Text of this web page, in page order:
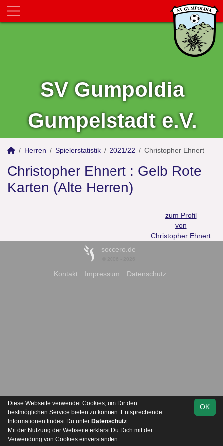
SV Gumpoldia
Gumpelstadt e.V.
Herren Spielerstatistik 2021/22 Christopher Ehnert
Christopher Ehnert : Gelb Rote
Karten (Alte Herren)
zum Profil
von
Christopher Ehnert
soccero.de
Kontakt Impressum Datenschutz
OK
Diese Webseite verwendet Cookies, um Dir den
bestmöglichen Service bieten zu können. Entsprechende
Informationen findest Du unter Datenschutz.
Mit der Nutzung der Webseite erklärst Du Dich mit der
Verwendung von Cookies einverstanden.